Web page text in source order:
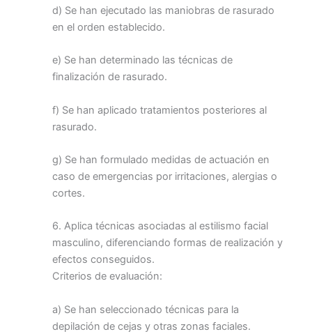
d) Se han ejecutado las maniobras de rasurado
en el orden establecido.
e) Se han determinado las técnicas de
finalización de rasurado.
f) Se han aplicado tratamientos posteriores al
rasurado.
g) Se han formulado medidas de actuación en
caso de emergencias por irritaciones, alergias o
cortes.
6. Aplica técnicas asociadas al estilismo facial
masculino, diferenciando formas de realización y
efectos conseguidos.
Criterios de evaluación:
a) Se han seleccionado técnicas para la
depilación de cejas y otras zonas faciales.